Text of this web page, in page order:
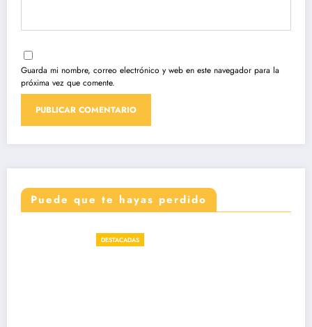
Guarda mi nombre, correo electrónico y web en este navegador para la
próxima vez que comente.
Puede que te hayas perdido